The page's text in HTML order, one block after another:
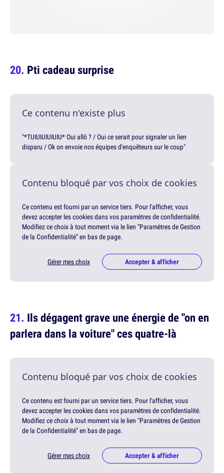
Pti cadeau surprise
Ce contenu n'existe plus
"*TUIUIUIUIUIU* Oui allô ? / Oui ce serait pour signaler un lien
disparu / Ok on envoie nos équipes d'enquêteurs sur le coup"
Contenu bloqué par vos choix de cookies
Ce contenu est fourni par un service tiers. Pour l'afficher, vous
devez accepter les cookies dans vos paramètres de confidentialité.
Modifiez ce choix à tout moment via le lien "Paramètres de Gestion
de la Confidentialité" en bas de page.
Gérer mes choix Accepter & afficher
Ils dégagent grave une énergie de "on en
parlera dans la voiture" ces quatre-là
Contenu bloqué par vos choix de cookies
Ce contenu est fourni par un service tiers. Pour l'afficher, vous
devez accepter les cookies dans vos paramètres de confidentialité.
Modifiez ce choix à tout moment via le lien "Paramètres de Gestion
de la Confidentialité" en bas de page.
Gérer mes choix Accepter & afficher